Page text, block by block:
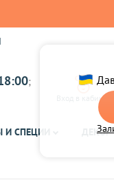
;
Вход в кабинет
СПЕЦИИ ДЕКОР